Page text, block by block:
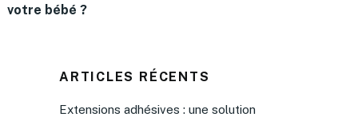
votre bébé ?
ARTICLES RÉCENTS
Extensions adhésives : une solution